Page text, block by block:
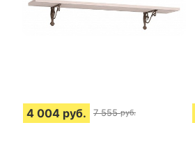
4 004 руб. 7 555 руб.